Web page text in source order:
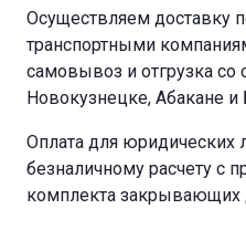
Осуществляем доставку
транспортными
самовывоз и отгрузка со
Новокузнецке, Абакане и
Оплата для юридических
безналичному расчету с
комплекта закрывающих